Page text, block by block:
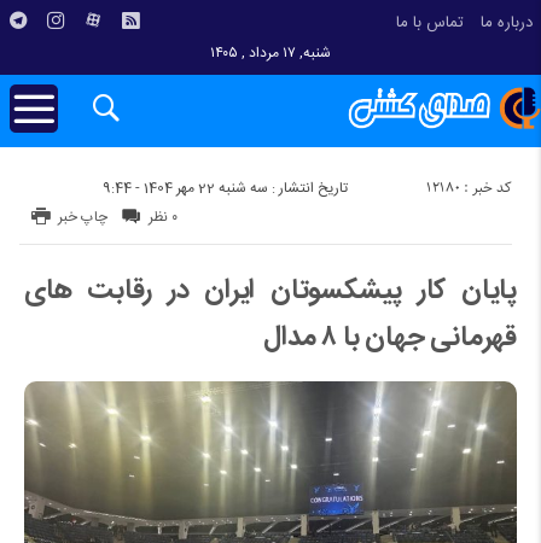
درباره ما تماس با ما
شنبه, ۱۷ مرداد , ۱۴۰۵
تاریخ انتشار : سه شنبه 22 مهر 1404 - 9:44 کد خبر : 12180
چاپ خبر ۰ نظر
پایان کار پیشکسوتان ایران در رقابت های
قهرمانی جهان با ۸ مدال